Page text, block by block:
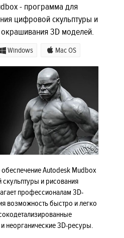
- программа для
цифровой скульптуры и
окрашивания 3D моделей.
Windows Mac OS
Autodesk Mudbox
и рисования
профессионалам 3D-
возможность быстро и легко
неорганические 3D-ресуры.